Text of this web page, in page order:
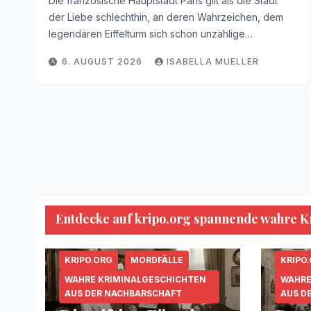
der Liebe schlechthin, an deren Wahrzeichen, dem
legendären Eiffelturm sich schon unzählige…
6. AUGUST 2026 ISABELLA MUELLER
Entdecke auf kripo.org spannende wahre
KRIPO.ORG
MORDFÄLLE
WAHRE KRIMINALGESCHICHTEN
AUS DER NACHBARSCHAFT
AUS